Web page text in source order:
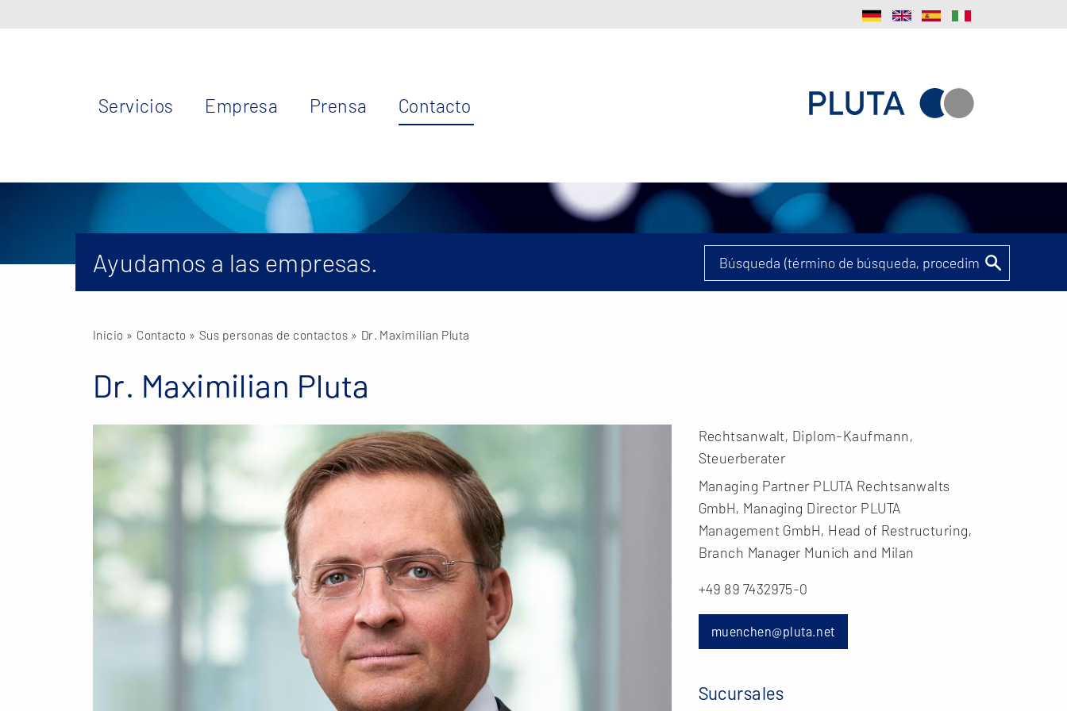
Servicios Empresa Prensa Contacto
Ayudamos a las empresas.
Inicio » Contacto »Sus personas de contactos » Dr. Maximilian Pluta
Dr. Maximilian Pluta
Rechtsanwalt, Diplom-Kaufmann,
Steuerberater
Managing Partner PLUTA Rechtsanwalts
GmbH, Managing Director PLUTA
Management GmbH, Head of Restructuring,
Branch Manager Munich and Milan
+49 89 7432975-0
muenchen@pluta.net
Sucursales